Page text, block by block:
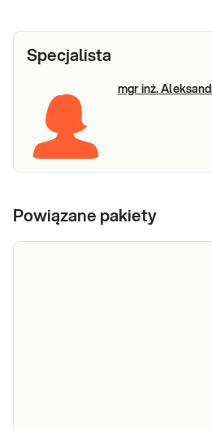
Specjalista
mgr inż.
Powiązane pakiety